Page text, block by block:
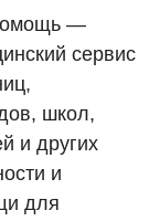
—
сервис
школ,
и других
и
для